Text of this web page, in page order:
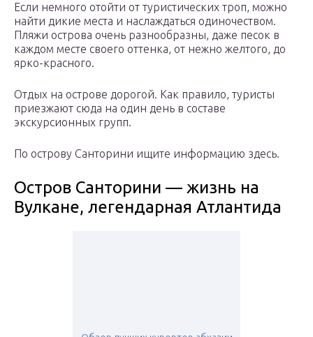
Если немного отойти от туристических троп, можно
найти дикие места и наслаждаться одиночеством.
Пляжи острова очень разнообразны, даже песок в
каждом месте своего оттенка, от нежно желтого, до
ярко-красного.
Отдых на острове дорогой. Как правило, туристы
приезжают сюда на один день в составе
экскурсионных групп.
По острову Санторини ищите информацию здесь.
Остров Санторини — жизнь на
Вулкане, легендарная Атлантида